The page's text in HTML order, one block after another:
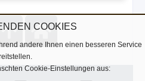
COOKIES
andere Ihnen einen besseren Service
Cookie-Einstellungen aus: